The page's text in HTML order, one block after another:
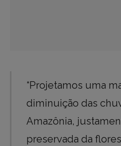
“Projetamos uma
diminuição das
Amazônia,
preservada da